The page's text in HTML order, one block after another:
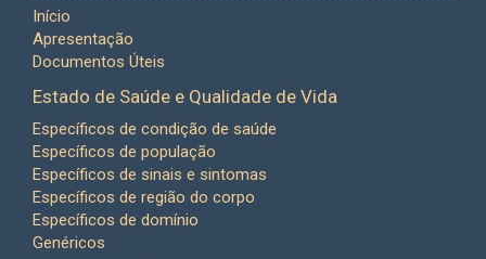
Início
Apresentação
Documentos Úteis
Estado de Saúde e Qualidade de Vida
Específicos de condição de saúde
Específicos de população
Específicos de sinais e sintomas
Específicos de região do corpo
Específicos de domínio
Genéricos